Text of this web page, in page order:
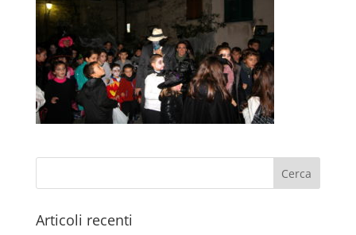
Articoli recenti